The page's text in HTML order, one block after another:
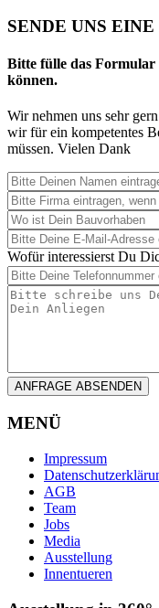
SENDE UNS
Bitte fülle das
können.
Wir nehmen uns sehr
wir für ein kompetentes
müssen. Vielen Dank
Wofür interessierst Du
ANFRAGE ABSENDEN
MENÜ
Impressum
AGB
Team
Jobs
Media
Ausstellung
Innentueren